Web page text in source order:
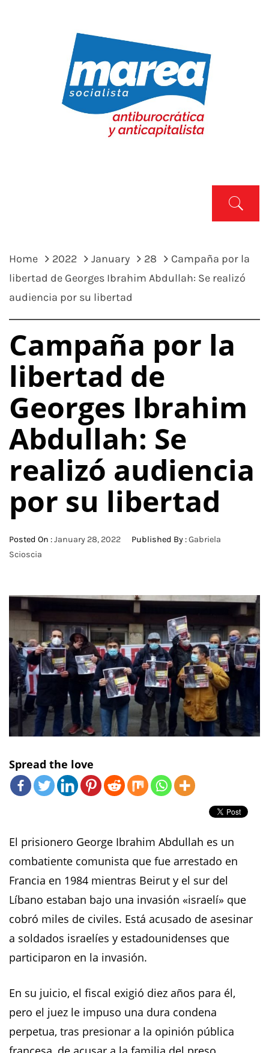
MAREA SOCIALISTA
Home 2022 January 28
Campaña por la
libertad de Georges Ibrahim Abdullah: Se realizó
audiencia por su libertad
Campaña por la
libertad de
Georges Ibrahim
Abdullah: Se
realizó audiencia
por su libertad
Posted On :January 28, 2022 Published By :Gabriela
Scioscia
Spread the love
El prisionero George Ibrahim Abdullah es un
combatiente comunista que fue arrestado en
Francia en 1984 mientras Beirut y el sur del
Líbano estaban bajo una invasión «israelí» que
cobró miles de civiles. Está acusado de asesinar
a soldados israelíes y estadounidenses que
participaron en la invasión.
En su juicio, el fiscal exigió diez años para él,
pero el juez le impuso una dura condena
perpetua, tras presionar a la opinión pública